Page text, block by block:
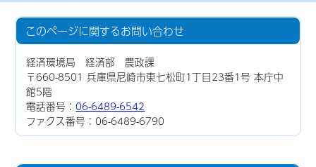
このページに関するお問い合わせ
経済環境局 経済部 農政課
〒660-8501 兵庫県尼崎市東七松町1丁目23番1号 本庁中
館5階
電話番号：06-6489-6542
ファクス番号：06-6489-6790